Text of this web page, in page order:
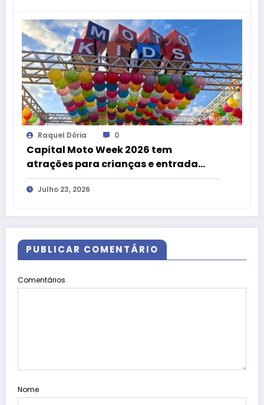
Raquel Dória 0
Capital Moto Week 2026 tem
atrações para crianças e entrada
gratuita até 12 anos
Julho 23, 2026
PUBLICAR COMENTÁRIO
Comentários
Nome